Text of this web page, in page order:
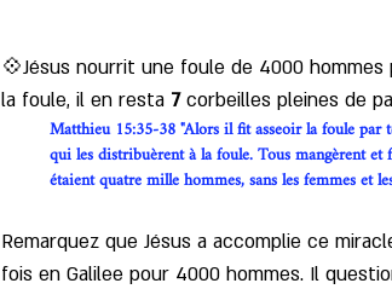
💠Jésus nourrit une foule de 4000
la foule, il en resta 7 corbeilles pleines de
Matthieu 15:35-38 "Alors il fit asseoir la foule par
qui les distribuèrent à la foule. Tous mangèrent
étaient quatre mille hommes, sans les femmes et
Remarquez que Jésus a accomplie ce
fois en Galilee pour 4000 hommes. Il